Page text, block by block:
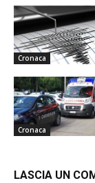
Cronaca
Cronaca
LASCIA UN